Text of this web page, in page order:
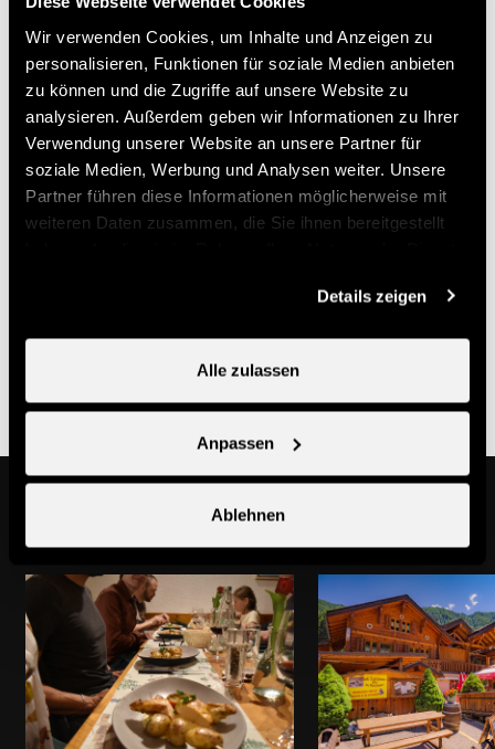
Wir verwenden Cookies, um Inhalte und Anzeigen zu
personalisieren, Funktionen für soziale Medien anbieten
zu können und die Zugriffe auf unsere Website zu
analysieren. Außerdem geben wir Informationen zu Ihrer
Verwendung unserer Website an unsere Partner für
soziale Medien, Werbung und Analysen weiter. Unsere
Partner führen diese Informationen möglicherweise mit
weiteren Daten zusammen, die Sie ihnen bereitgestellt
Details zeigen
Alle zulassen
Anpassen
Ablehnen
Sommer, Herbst, Winter, Frühling
Wifi
Kontakt
Restaurant Au Vieux Nendaz
auvieuxnendaz@gmail.com